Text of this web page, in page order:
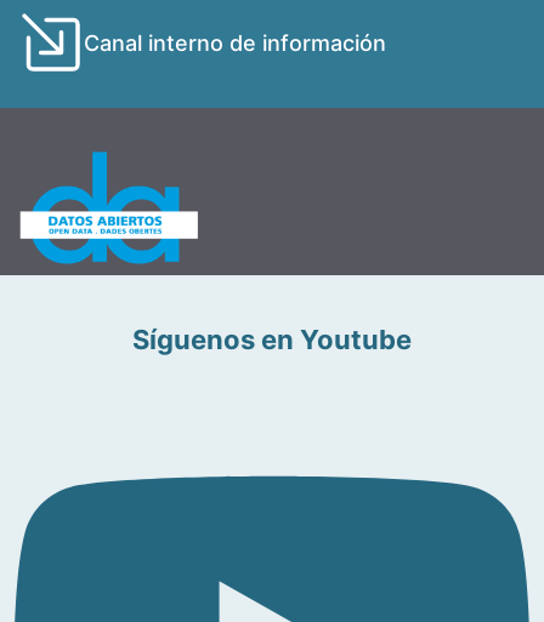
Canal interno de información
Síguenos en Youtube